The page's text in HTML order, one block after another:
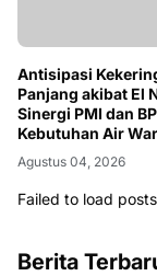
Antisipasi
Panjang akibat El
Sinergi PMI dan
Kebutuhan Air
Ponorogo
Agustus 04, 2026
Failed to load
Berita